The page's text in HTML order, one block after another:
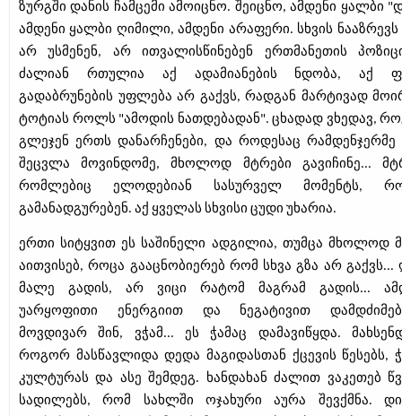
ზურგში დანის ჩამცემი ამოიცნო. შეიცნო, ამდენი ყალბი
ამდენი ყალბი ღიმილი, ამდენი არაფერი. სხვის
არ უსმენენ, არ ითვალისწინებენ ერთმანეთის
ძალიან რთულია აქ ადამიანების ნდობა, აქ
გადაბრუნების უფლება არ გაქვს, რადგან მარტივად
ტოტიას როლს "ამოდის ნათდებადან". ცხადად ვხედავ,
გლეჯენ ერთს დანარჩენები, და როდესაც რამდენჯერმე
შეცვლა მოვინდომე, მხოლოდ მტრები გავიჩინე...
რომლებიც ელოდებიან სასურველ მომენტს,
გამანადგურებენ. აქ ყველას სხვისი ცუდი უხარია.
ერთი სიტყვით ეს საშინელი ადგილია, თუმცა მხოლოდ
აითვისებ, როცა გააცნობიერებ რომ სხვა გზა არ გაქვს...
მალე გადის, არ ვიცი რატომ მაგრამ გადის...
უარყოფითი ენერგიით და ნეგატივით
მოვდივარ შინ, ვჭამ... ეს ჭამაც დამავიწყდა.
როგორ მასწავლიდა დედა მაგიდასთან ქცევის წესებს,
კულტურას და ასე შემდეგ. ხანდახან ძალით ვაკეთებ
სადილებს, რომ სახლში ოჯახური აურა შევქმნა.